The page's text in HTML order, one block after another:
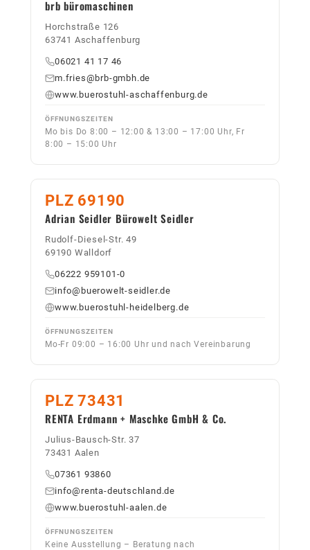
brb büromaschinen
Horchstraße 126
63741 Aschaffenburg
06021 41 17 46
m.fries@brb-gmbh.de
www.buerostuhl-aschaffenburg.de
ÖFFNUNGSZEITEN
Mo bis Do 8:00 – 12:00 & 13:00 – 17:00 Uhr, Fr
8:00 – 15:00 Uhr
PLZ 69190
Adrian Seidler Bürowelt Seidler
Rudolf-Diesel-Str. 49
69190 Walldorf
06222 959101-0
info@buerowelt-seidler.de
www.buerostuhl-heidelberg.de
ÖFFNUNGSZEITEN
Mo-Fr 09:00 – 16:00 Uhr und nach Vereinbarung
PLZ 73431
RENTA Erdmann + Maschke GmbH & Co.
Julius-Bausch-Str. 37
73431 Aalen
07361 93860
info@renta-deutschland.de
www.buerostuhl-aalen.de
ÖFFNUNGSZEITEN
Keine Ausstellung – Beratung nach